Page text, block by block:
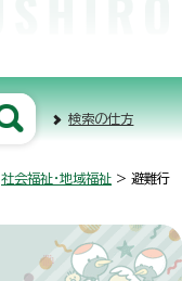
検索の仕方
社会福祉・地域福祉 > 避難行